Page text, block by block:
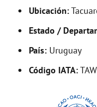
Ubicación:
Estado /
País: Uruguay
Código IATA:TAW